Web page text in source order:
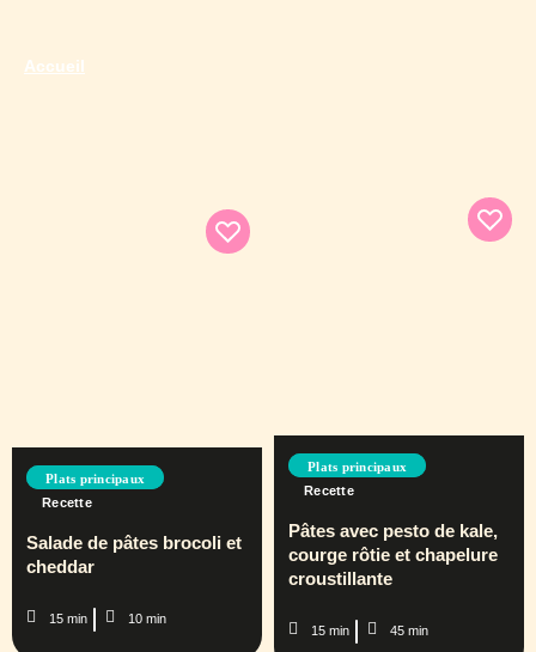
Accueil
Plats principaux
Recette
Salade de pâtes brocoli et
cheddar
15 min 10 min
Plats principaux
Recette
Pâtes avec pesto de kale,
courge rôtie et chapelure
croustillante
15 min 45 min